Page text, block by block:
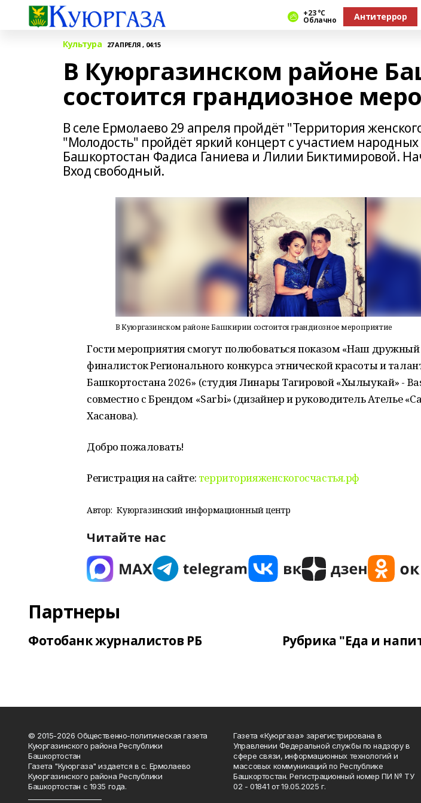
+23 °С
Облачно Антитеррор
Культура 27 АПРЕЛЯ , 04:15
В Куюргазинском районе
состоится грандиозное
В селе Ермолаево 29 апреля пройдёт "Территория
"Молодость" пройдёт яркий концерт с участием народных
Башкортостан Фадиса Ганиева и Лилии Биктимировой.
Вход свободный.
В Куюргазинском районе Башкирии состоится грандиозное мероприятие
Гости мероприятия смогут полюбоваться показом «Наш
финалисток Регионального конкурса этнической красоты и
Башкортостана 2026» (студия Линары Тагировой «Хылыукай» -
совместно с Брендом «Sarbi» (дизайнер и руководитель Ателье
Хасанова).
Добро пожаловать!
Регистрация на сайте: территорияженскогосчастья.рф
Автор: Куюргазинский информационный центр
Читайте нас
Партнеры
Фотобанк журналистов РБ Рубрика "Еда и
© 2015-2026 Общественно-политическая газета
Куюргазинского района Республики
Башкортостан
Газета "Куюргаза" издается в с. Ермолаево
Куюргазинского района Республики
Башкортостан с 1935 года.
Газета «Куюргаза» зарегистрирована в
Управлении Федеральной службы по надзору в
сфере связи, информационных технологий и
массовых коммуникаций по Республике
Башкортостан. Регистрационный номер ПИ № ТУ
02 - 01841 от 19.05.2025 г.